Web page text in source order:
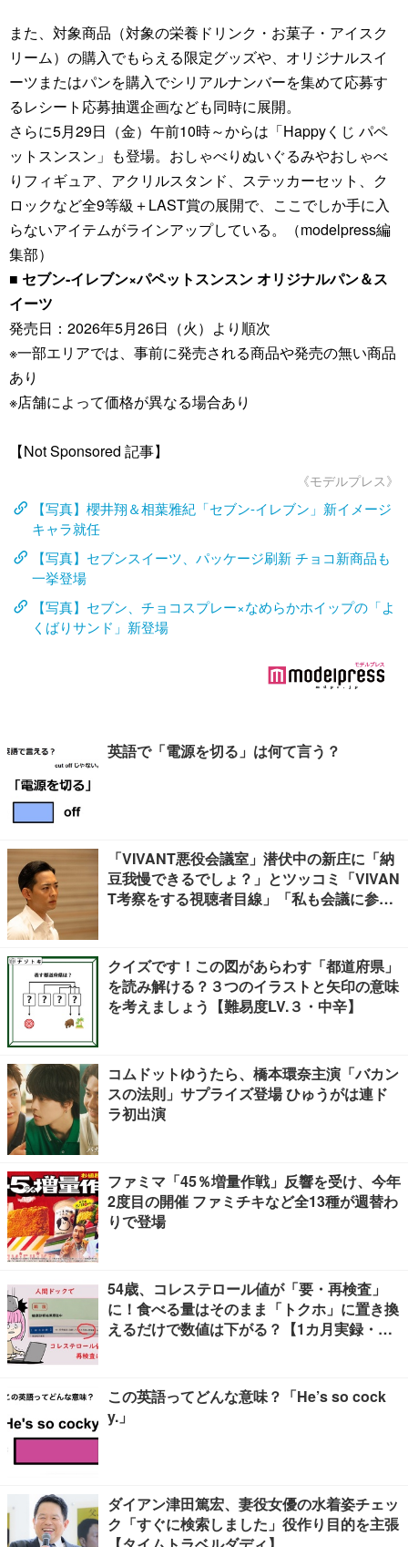
また、対象商品（対象の栄養ドリンク・お菓子・アイスク
リーム）の購入でもらえる限定グッズや、オリジナルスイ
ーツまたはパンを購入でシリアルナンバーを集めて応募す
るレシート応募抽選企画なども同時に展開。
さらに5月29日（金）午前10時～からは「Happyくじ パペ
ットスンスン」も登場。おしゃべりぬいぐるみやおしゃべ
りフィギュア、アクリルスタンド、ステッカーセット、ク
ロックなど全9等級＋LAST賞の展開で、ここでしか手に入
らないアイテムがラインアップしている。（modelpress編
集部）
■ セブン‐イレブン×パペットスンスン オリジナルパン＆ス
イーツ
発売日：2026年5月26日（火）より順次
※一部エリアでは、事前に発売される商品や発売の無い商品
あり
※店舗によって価格が異なる場合あり
【Not Sponsored 記事】
《モデルプレス》
【写真】櫻井翔＆相葉雅紀「セブン-イレブン」新イメージ
キャラ就任
【写真】セブンスイーツ、パッケージ刷新 チョコ新商品も
一挙登場
【写真】セブン、チョコスプレー×なめらかホイップの「よ
くばりサンド」新登場
英語で「電源を切る」は何て言う？
「VIVANT悪役会議室」潜伏中の新庄に「納
豆我慢できるでしょ？」とツッコミ「VIVAN
T考察をする視聴者目線」「私も会議に参加
クイズです！この図があらわす「都道府県」
を読み解ける？３つのイラストと矢印の意味
を考えましょう【難易度LV.３・中辛】
コムドットゆうたら、橋本環奈主演「バカン
スの法則」サプライズ登場 ひゅうがは連ド
ラ初出演
ファミマ「45％増量作戦」反響を受け、今年
2度目の開催 ファミチキなど全13種が週替わ
りで登場
54歳、コレステロール値が「要・再検査」
に！食べる量はそのまま「トクホ」に置き換
えるだけで数値は下がる？【1カ月実録・ビ
この英語ってどんな意味？「He’s so cock
y.」
ダイアン津田篤宏、妻役女優の水着姿チェッ
ク「すぐに検索しました」役作り目的を主張